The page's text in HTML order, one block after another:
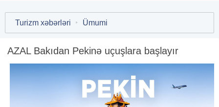
Turizm xəbərləri ‣ Ümumi
AZAL Bakıdan Pekinə uçuşlara başlayır